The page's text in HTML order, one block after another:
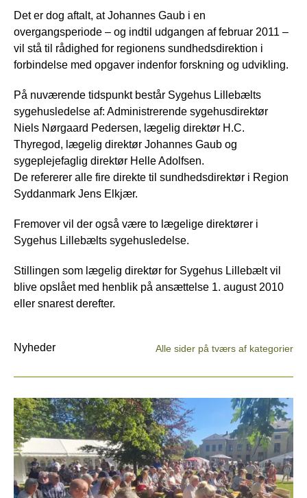
Det er dog aftalt, at Johannes Gaub i en
overgangsperiode – og indtil udgangen af februar 2011 –
vil stå til rådighed for regionens sundhedsdirektion i
forbindelse med opgaver indenfor forskning og udvikling.
På nuværende tidspunkt består Sygehus Lillebælts
sygehusledelse af: Administrerende sygehusdirektør
Niels Nørgaard Pedersen, lægelig direktør H.C.
Thyregod, lægelig direktør Johannes Gaub og
sygeplejefaglig direktør Helle Adolfsen.
De refererer alle fire direkte til sundhedsdirektør i Region
Syddanmark Jens Elkjær.
Fremover vil der også være to lægelige direktører i
Sygehus Lillebælts sygehusledelse.
Stillingen som lægelig direktør for Sygehus Lillebælt vil
blive opslået med henblik på ansættelse 1. august 2010
eller snarest derefter.
Nyheder Alle sider på tværs af kategorier